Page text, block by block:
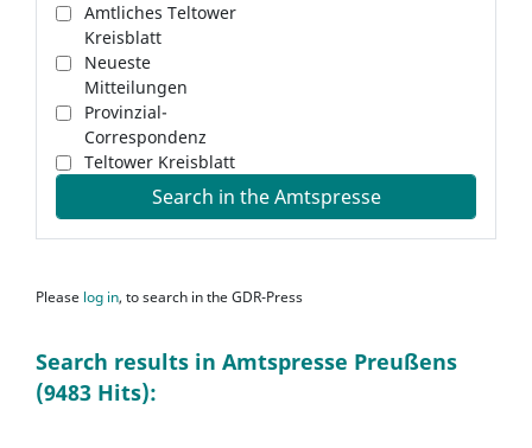
Amtliches Teltower
Kreisblatt
Neueste
Mitteilungen
Provinzial-
Correspondenz
Teltower Kreisblatt
Search in the Amtspresse
Please log in, to search in the GDR-Press
Search results in Amtspresse Preußens
(9483 Hits):